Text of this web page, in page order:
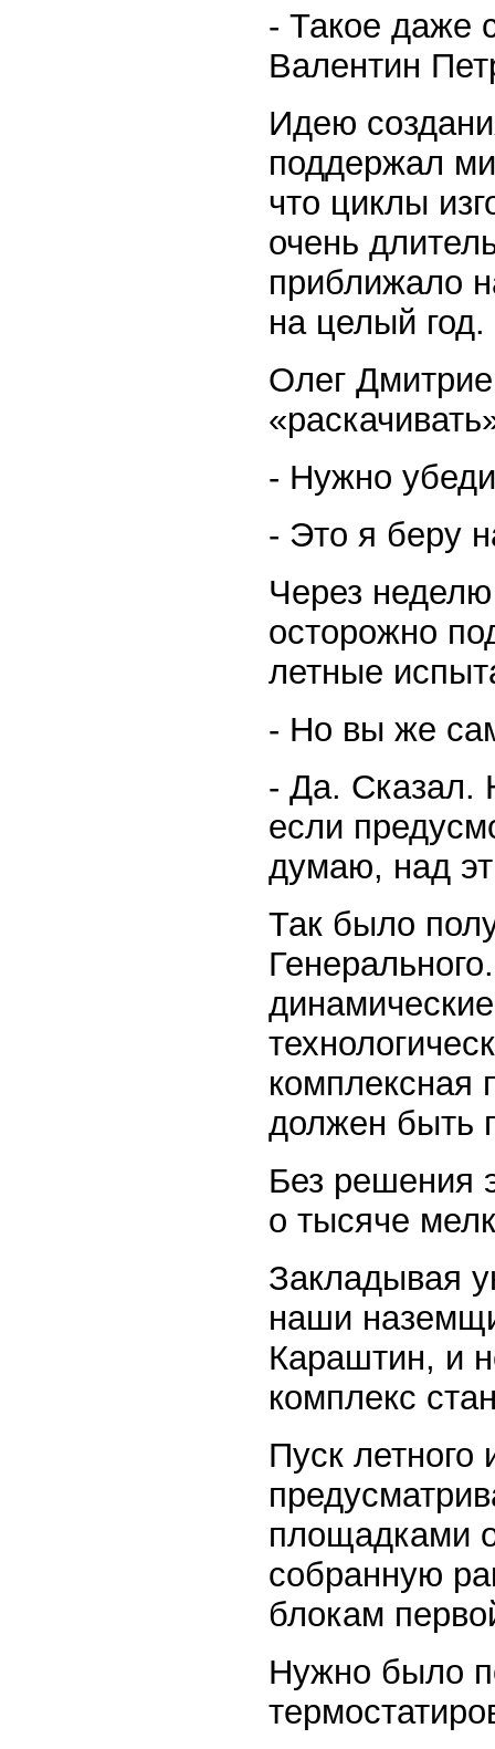
- Такое даже
Валентин
Идею
поддержал
что циклы
очень
приближало
на целый год.
Олег
- Нужно
- Это я беру
Через
осторожно
летные
- Но вы же
- Да. Сказал.
если
думаю, над
Так было
комплексная
должен быть
Без решения
о тысяче
Закладывая
наши
Караштин, и
комплекс
Пуск
площадками
собранную
блокам
Нужно было